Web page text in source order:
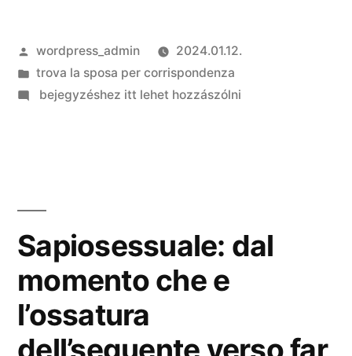
Szerző:
wordpress_admin
2024.01.12.
Kategória:
trova la sposa per corrispondenza
on
non
no
bejegyzéshez itt lehet hozzászólni
Sapiosessuale: dal
momento che e
l’ossatura